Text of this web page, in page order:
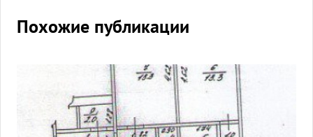
Похожие публикации